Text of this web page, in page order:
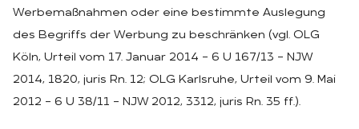
Werbemaßnahmen oder eine bestimmte Auslegung
des Begriffs der Werbung zu beschränken (vgl. OLG
Köln, Urteil vom 17. Januar 2014 – 6 U 167/13 – NJW
2014, 1820, juris Rn. 12; OLG Karlsruhe, Urteil vom 9. Mai
2012 – 6 U 38/11 – NJW 2012, 3312, juris Rn. 35 ff.).